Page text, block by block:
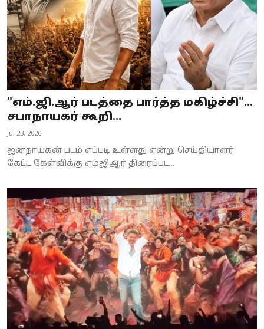
"எம்.ஜி.ஆர் படத்தை பார்த்த மகிழ்ச்சி"...
சபாநாயகர் கூறி...
Jul 23, 2026
ஜனநாயகன் படம் எப்படி உள்ளது என்று செய்தியாளர்
கேட்ட கேள்விக்கு எம்ஜிஆர் திரைப்பட...